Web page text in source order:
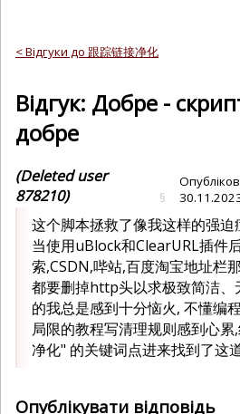
< Відгуки до 跟踪链接净化
Відгук: Добре -
добре
(Deleted user
878210)
§
这个脚本拯救了像我这样的强迫
当使用uBlock和ClearURL插件
索,CSDN,哔站,百度淘宝地址栏
都要删掉http头以求极致简洁、
的我总是感到十分恼火, 不懂编
局限的教程写清理规则感到心
净化" 的关键词点进来找到了这
Опублікувати відповідь